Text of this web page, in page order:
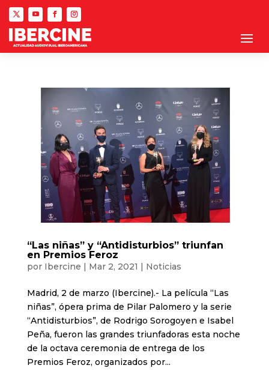
“Las niñas” y “Antidisturbios” triunfan
en Premios Feroz
por Ibercine | Mar 2, 2021 | Noticias
Madrid, 2 de marzo (Ibercine).- La película “Las
niñas”, ópera prima de Pilar Palomero y la serie
“Antidisturbios”, de Rodrigo Sorogoyen e Isabel
Peña, fueron las grandes triunfadoras esta noche
de la octava ceremonia de entrega de los
Premios Feroz, organizados por...